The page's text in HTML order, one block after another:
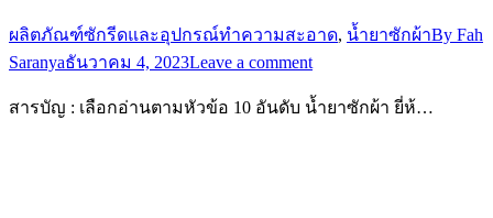
ผลิตภัณฑ์ซักรีดและอุปกรณ์ทำความสะอาด, น้ำยาซักผ้าBy Fah
Saranyaธันวาคม 4, 2023Leave a comment
สารบัญ : เลือกอ่านตามหัวข้อ 10 อันดับ น้ำยาซักผ้า ยี่ห้…